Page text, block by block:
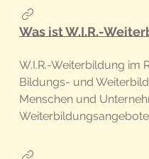
Was ist W.I.R.-
W.I.R.-Weiterbildung im
Bildungs- und
Menschen und